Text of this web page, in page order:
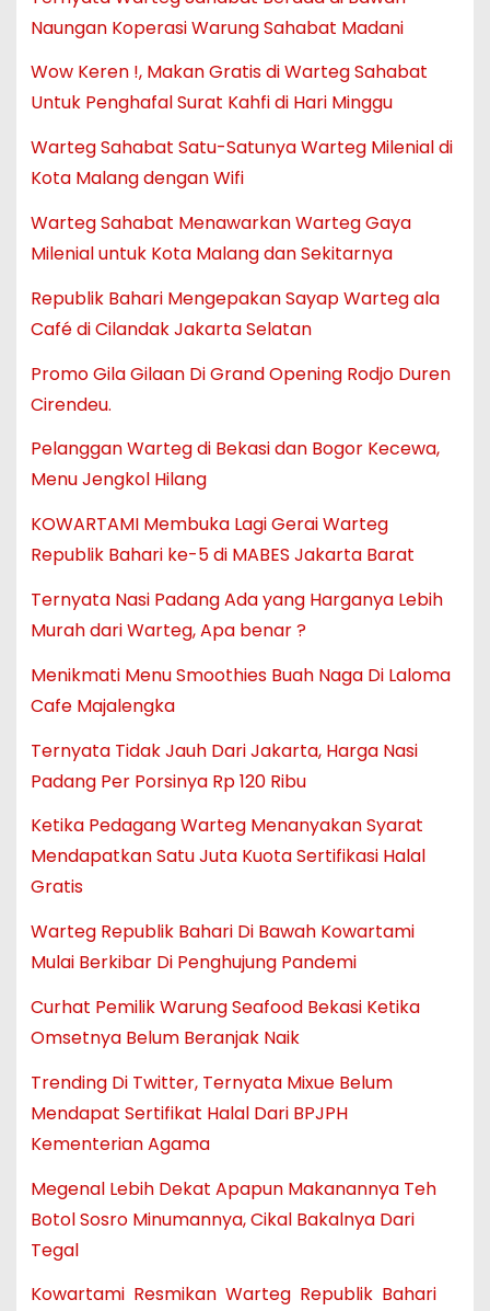
Naungan Koperasi Warung Sahabat Madani
Wow Keren !, Makan Gratis di Warteg Sahabat
Untuk Penghafal Surat Kahfi di Hari Minggu
Warteg Sahabat Satu-Satunya Warteg Milenial di
Kota Malang dengan Wifi
Warteg Sahabat Menawarkan Warteg Gaya
Milenial untuk Kota Malang dan Sekitarnya
Republik Bahari Mengepakan Sayap Warteg ala
Café di Cilandak Jakarta Selatan
Promo Gila Gilaan Di Grand Opening Rodjo Duren
Cirendeu.
Pelanggan Warteg di Bekasi dan Bogor Kecewa,
Menu Jengkol Hilang
KOWARTAMI Membuka Lagi Gerai Warteg
Republik Bahari ke-5 di MABES Jakarta Barat
Ternyata Nasi Padang Ada yang Harganya Lebih
Murah dari Warteg, Apa benar ?
Menikmati Menu Smoothies Buah Naga Di Laloma
Cafe Majalengka
Ternyata Tidak Jauh Dari Jakarta, Harga Nasi
Padang Per Porsinya Rp 120 Ribu
Ketika Pedagang Warteg Menanyakan Syarat
Mendapatkan Satu Juta Kuota Sertifikasi Halal
Gratis
Warteg Republik Bahari Di Bawah Kowartami
Mulai Berkibar Di Penghujung Pandemi
Curhat Pemilik Warung Seafood Bekasi Ketika
Omsetnya Belum Beranjak Naik
Trending Di Twitter, Ternyata Mixue Belum
Mendapat Sertifikat Halal Dari BPJPH
Kementerian Agama
Megenal Lebih Dekat Apapun Makanannya Teh
Botol Sosro Minumannya, Cikal Bakalnya Dari
Tegal
Kowartami Resmikan Warteg Republik Bahari